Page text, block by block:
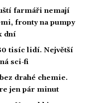
farmáři nemají
fronty na pumpy
dní
tisíc lidí. Největší
sci-fi
drahé chemie.
jen pár minut